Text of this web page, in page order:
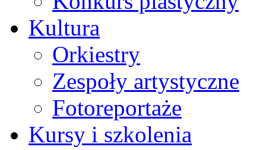
Kultura
Orkiestry
Zespoły artystyczne
Fotoreportaże
Kursy i szkolenia